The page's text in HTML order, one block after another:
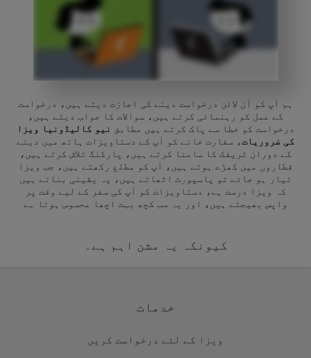
ہم آپ کو آن لائن درخواست دینے کی اجازت دیتے ہیں، درخواست
کے عمل کو رہنمائی کرتے ہیں، سوالات کا جواب دیتے ہیں،
درخواست کو خطا سے پاک کرتے ہیں مطابق
نیو کالیڈونیا ویزا
کی ضروریات، سفارت خانے کو آپ کے دستاویزات ہاتھ میں دینے
کے دوران ٹریفک کا سامنا کرتے ہیں، پارکنگ تلاش کرتے ہیں،
قطاروں میں کھڑے ہوتے ہیں، آپ کو مطلع رکھتے ہیں، جب ویزا
تیار ہو جائے تو پاسپورٹ اٹھاتے ہیں، یہ یقینی بناتے ہیں
کہ ویزا درست ہے، دستاویزات کو آپ کی سفر کے لیے وقت پر
واپس بھیجتے ہیں، اور یہ سب کچھ بہت اچھا محسوس ہوتا ہے
کیونکہ یہ مشن اہم ہے۔
خدمات
ویزا کے لئے درخواست کریں